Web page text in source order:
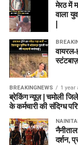
मेरठ में
वाला
वायरल-
BREAKINGNEWS 1 year
ब्रेकिंग न्यूज़ | चमोली जिले
के कर्मचारी की संदिग्ध
दर्शन,